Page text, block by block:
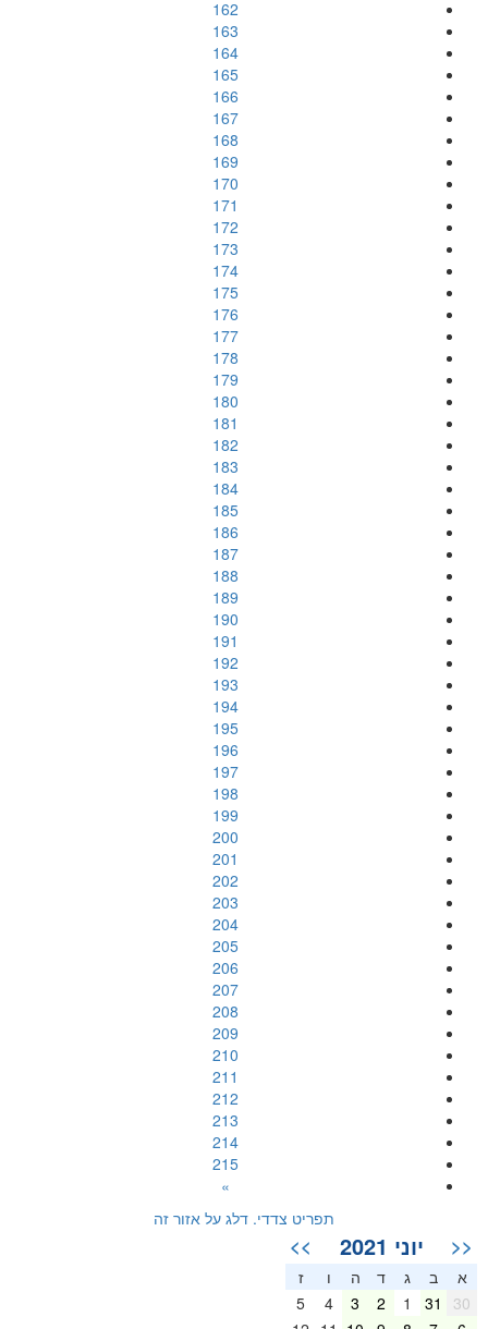
162
163
164
165
166
167
168
169
170
171
172
173
174
175
176
177
178
179
180
181
182
183
184
185
186
187
188
189
190
191
192
193
194
195
196
197
198
199
200
201
202
203
204
205
206
207
208
209
210
211
212
213
214
215
»
תפריט צדדי. דלג על אזור זה
<< יוני 2021 >>
א ב ג ד ה
ז
30
31
2
3
4
5